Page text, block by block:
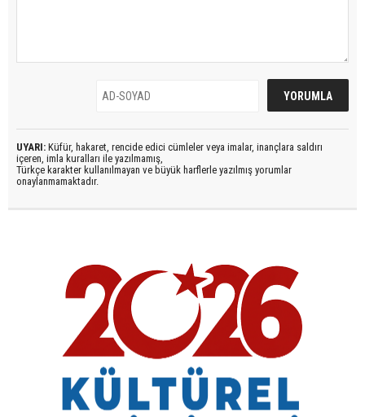
UYARI: Küfür, hakaret, rencide edici cümleler veya imalar, inançlara saldırı
içeren, imla kuralları ile yazılmamış,
Türkçe karakter kullanılmayan ve büyük harflerle yazılmış yorumlar
onaylanmamaktadır.